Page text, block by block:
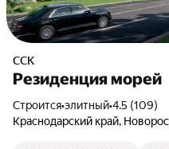
ССК
Резиденция морей
Строится•элитный•4.5 (109)
Краснодарский край,